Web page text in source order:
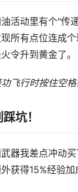
活动里有个"传
所有点位连成
令升到黄金了。
飞行时按住空
坑！
器我差点冲动
获得15%经验